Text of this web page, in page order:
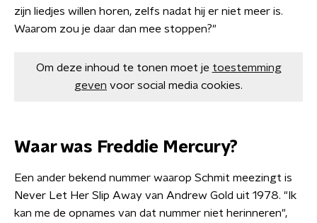
zijn liedjes willen horen, zelfs nadat hij er niet meer is.
Waarom zou je daar dan mee stoppen?"
Om deze inhoud te tonen moet je toestemming
geven voor social media cookies.
Waar was Freddie Mercury?
Een ander bekend nummer waarop Schmit meezingt is
Never Let Her Slip Away van Andrew Gold uit 1978. "Ik
kan me de opnames van dat nummer niet herinneren",